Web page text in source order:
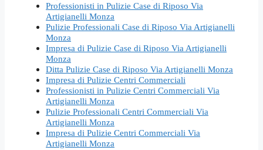
Professionisti in Pulizie Case di Riposo Via
Artigianelli Monza
Pulizie Professionali Case di Riposo Via Artigianelli
Monza
Impresa di Pulizie Case di Riposo Via Artigianelli
Monza
Ditta Pulizie Case di Riposo Via Artigianelli Monza
Impresa di Pulizie Centri Commerciali
Professionisti in Pulizie Centri Commerciali Via
Artigianelli Monza
Pulizie Professionali Centri Commerciali Via
Artigianelli Monza
Impresa di Pulizie Centri Commerciali Via
Artigianelli Monza